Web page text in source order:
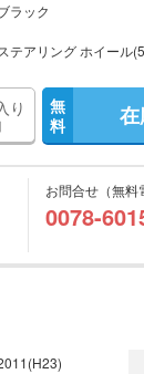
ラック
ステアリング ホイール
り
無
料
お問合せ（無料
0078-
(H23)